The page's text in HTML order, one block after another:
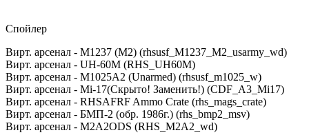
Спойлер
Вирт. арсенал - M1237 (M2) (rhsusf_M1237_M2_usarmy_wd)
Вирт. арсенал - UH-60M (RHS_UH60M)
Вирт. арсенал - M1025A2 (Unarmed) (rhsusf_m1025_w)
Вирт. арсенал - Mi-17(Скрыто! Заменить!) (CDF_A3_Mi17)
Вирт. арсенал - RHSAFRF Ammo Crate (rhs_mags_crate)
Вирт. арсенал - БМП-2 (обр. 1986г.) (rhs_bmp2_msv)
Вирт. арсенал - M2A2ODS (RHS_M2A2_wd)